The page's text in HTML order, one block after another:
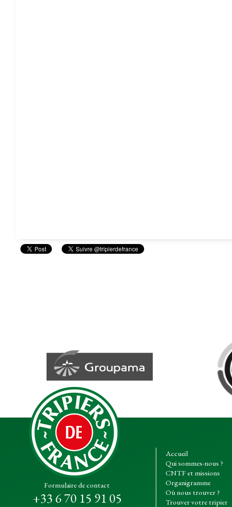
Formulaire de contact
+33 6 70 15 91 05
Accueil
Qui sommes-nous ?
CNTF et missions
Organigramme
Où nous trouver ?
Trouver votre tripier